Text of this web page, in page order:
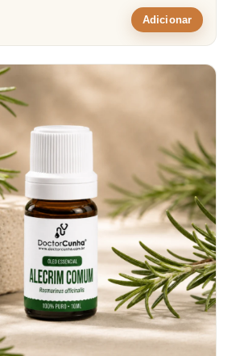
Adicionar